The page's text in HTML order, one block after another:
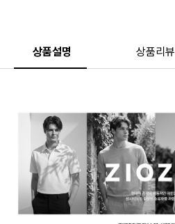
상품설명 상품리뷰